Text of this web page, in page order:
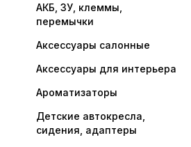
АКБ, ЗУ, клеммы,
перемычки
Аксессуары салонные
Аксессуары для интерьера
Ароматизаторы
Детские автокресла,
сидения, адаптеры